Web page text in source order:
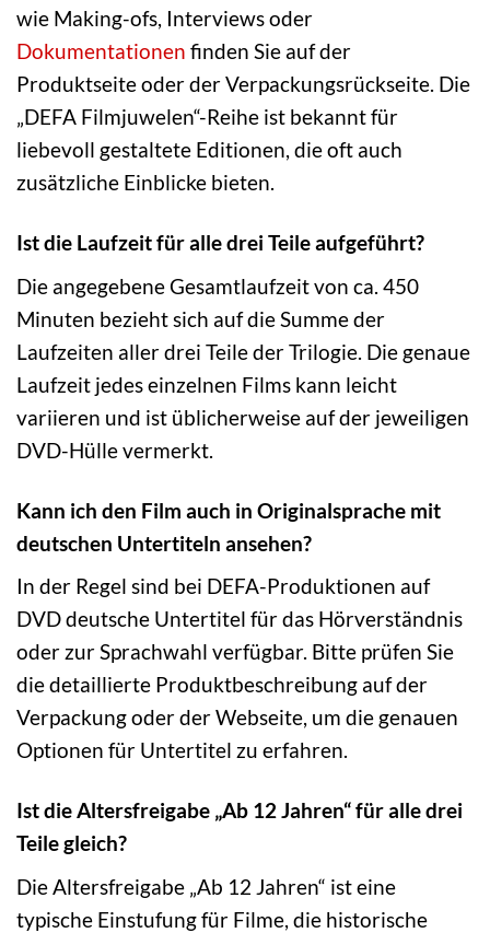
wie Making-ofs, Interviews oder
Dokumentationen finden Sie auf der
Produktseite oder der Verpackungsrückseite. Die
„DEFA Filmjuwelen“-Reihe ist bekannt für
liebevoll gestaltete Editionen, die oft auch
zusätzliche Einblicke bieten.
Ist die Laufzeit für alle drei Teile aufgeführt?
Die angegebene Gesamtlaufzeit von ca. 450
Minuten bezieht sich auf die Summe der
Laufzeiten aller drei Teile der Trilogie. Die genaue
Laufzeit jedes einzelnen Films kann leicht
variieren und ist üblicherweise auf der jeweiligen
DVD-Hülle vermerkt.
Kann ich den Film auch in Originalsprache mit
deutschen Untertiteln ansehen?
In der Regel sind bei DEFA-Produktionen auf
DVD deutsche Untertitel für das Hörverständnis
oder zur Sprachwahl verfügbar. Bitte prüfen Sie
die detaillierte Produktbeschreibung auf der
Verpackung oder der Webseite, um die genauen
Optionen für Untertitel zu erfahren.
Ist die Altersfreigabe „Ab 12 Jahren“ für alle drei
Teile gleich?
Die Altersfreigabe „Ab 12 Jahren“ ist eine
typische Einstufung für Filme, die historische